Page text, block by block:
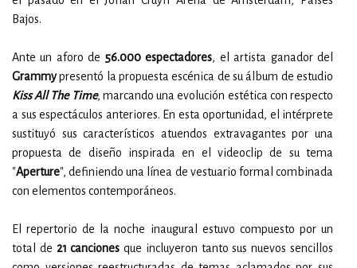
Bajos.
Ante un aforo de 56.000 espectadores, el artista ganador del
Grammypresentó la propuesta escénica de su álbum de estudio
Kiss All The Time, marcando una evolución estética con respecto
a sus espectáculos anteriores. En esta oportunidad, el intérprete
sustituyó sus característicos atuendos extravagantes por una
propuesta de diseño inspirada en el videoclip de su tema
"Aperture", definiendo una línea de vestuario formal combinada
con elementos contemporáneos.
El repertorio de la noche inaugural estuvo compuesto por un
total de 21 cancionesque incluyeron tanto sus nuevos sencillos